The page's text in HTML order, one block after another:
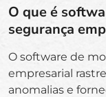
O que é
segurança
O software de
empresarial
anomalias e